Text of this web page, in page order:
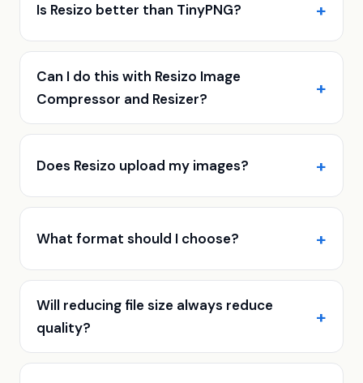
Is Resizo better than TinyPNG?
Can I do this with Resizo Image
Compressor and Resizer?
Does Resizo upload my images?
What format should I choose?
Will reducing file size always reduce
quality?